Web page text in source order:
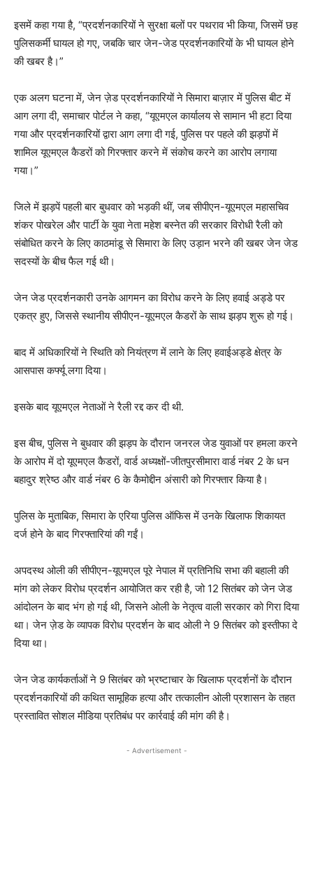
इसमें कहा गया है, “प्रदर्शनकारियों ने सुरक्षा बलों पर पथराव भी किया, जिसमें छह
पुलिसकर्मी घायल हो गए, जबकि चार जेन-जेड प्रदर्शनकारियों के भी घायल होने
की खबर है।”
एक अलग घटना में, जेन ज़ेड प्रदर्शनकारियों ने सिमारा बाज़ार में पुलिस बीट में
आग लगा दी, समाचार पोर्टल ने कहा, “यूएमएल कार्यालय से सामान भी हटा दिया
गया और प्रदर्शनकारियों द्वारा आग लगा दी गई, पुलिस पर पहले की झड़पों में
शामिल यूएमएल कैडरों को गिरफ्तार करने में संकोच करने का आरोप लगाया
गया।”
जिले में झड़पें पहली बार बुधवार को भड़की थीं, जब सीपीएन-यूएमएल महासचिव
शंकर पोखरेल और पार्टी के युवा नेता महेश बस्नेत की सरकार विरोधी रैली को
संबोधित करने के लिए काठमांडू से सिमारा के लिए उड़ान भरने की खबर जेन जेड
सदस्यों के बीच फैल गई थी।
जेन जेड प्रदर्शनकारी उनके आगमन का विरोध करने के लिए हवाई अड्डे पर
एकत्र हुए, जिससे स्थानीय सीपीएन-यूएमएल कैडरों के साथ झड़प शुरू हो गई।
बाद में अधिकारियों ने स्थिति को नियंत्रण में लाने के लिए हवाईअड्डे क्षेत्र के
आसपास कर्फ्यू लगा दिया।
इसके बाद यूएमएल नेताओं ने रैली रद्द कर दी थी.
इस बीच, पुलिस ने बुधवार की झड़प के दौरान जनरल जेड युवाओं पर हमला करने
के आरोप में दो यूएमएल कैडरों, वार्ड अध्यक्षों-जीतपुरसीमारा वार्ड नंबर 2 के धन
बहादुर श्रेष्ठ और वार्ड नंबर 6 के कैमोद्दीन अंसारी को गिरफ्तार किया है।
पुलिस के मुताबिक, सिमारा के एरिया पुलिस ऑफिस में उनके खिलाफ शिकायत
दर्ज होने के बाद गिरफ्तारियां की गईं।
अपदस्थ ओली की सीपीएन-यूएमएल पूरे नेपाल में प्रतिनिधि सभा की बहाली की
मांग को लेकर विरोध प्रदर्शन आयोजित कर रही है, जो 12 सितंबर को जेन जेड
आंदोलन के बाद भंग हो गई थी, जिसने ओली के नेतृत्व वाली सरकार को गिरा दिया
था। जेन ज़ेड के व्यापक विरोध प्रदर्शन के बाद ओली ने 9 सितंबर को इस्तीफा दे
दिया था।
जेन जेड कार्यकर्ताओं ने 9 सितंबर को भ्रष्टाचार के खिलाफ प्रदर्शनों के दौरान
प्रदर्शनकारियों की कथित सामूहिक हत्या और तत्कालीन ओली प्रशासन के तहत
प्रस्तावित सोशल मीडिया प्रतिबंध पर कार्रवाई की मांग की है।
- Advertisement -